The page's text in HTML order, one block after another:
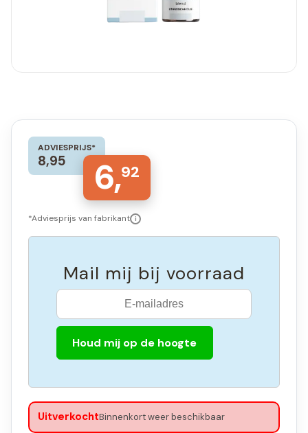
ADVIESPRIJS*
8,95 6,92
*Adviesprijs van fabrikant i
Mail mij bij voorraad
Houd mij op de hoogte
UitverkochtBinnenkort weer beschikbaar